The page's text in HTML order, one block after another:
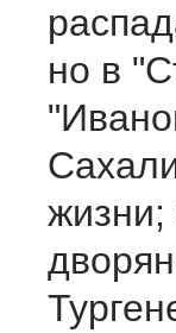
но в
жизни;